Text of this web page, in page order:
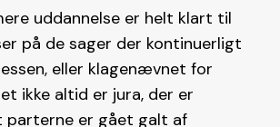
uddannelse er helt klart til
på de sager der kontinuerligt
eller klagenævnet for
ikke altid er jura, der er
parterne er gået galt af